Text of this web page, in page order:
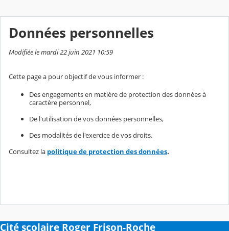
Données personnelles
Modifiée le mardi 22 juin 2021 10:59
Cette page a pour objectif de vous informer :
Des engagements en matière de protection des données à
caractère personnel,
De l'utilisation de vos données personnelles,
Des modalités de l'exercice de vos droits.
Consultez la politique de protection des données.
Cité scolaire Roger Frison-Roche